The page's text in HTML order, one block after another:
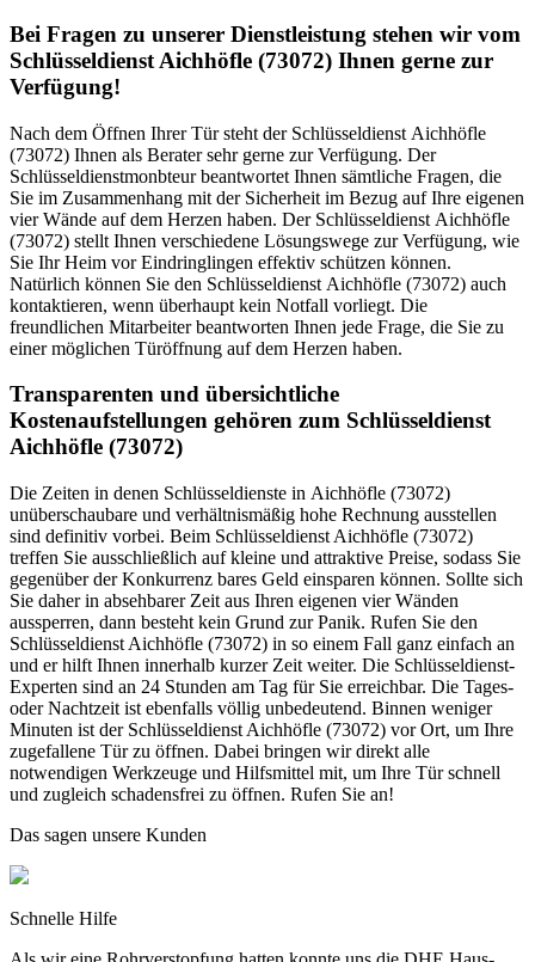
Bei Fragen zu unserer Dienstleistung stehen wir vom
Schlüsseldienst Aichhöfle (73072) Ihnen gerne zur
Verfügung!
Nach dem Öffnen Ihrer Tür steht der Schlüsseldienst Aichhöfle
(73072) Ihnen als Berater sehr gerne zur Verfügung. Der
Schlüsseldienstmonbteur beantwortet Ihnen sämtliche Fragen, die
Sie im Zusammenhang mit der Sicherheit im Bezug auf Ihre eigenen
vier Wände auf dem Herzen haben. Der Schlüsseldienst Aichhöfle
(73072) stellt Ihnen verschiedene Lösungswege zur Verfügung, wie
Sie Ihr Heim vor Eindringlingen effektiv schützen können.
Natürlich können Sie den Schlüsseldienst Aichhöfle (73072) auch
kontaktieren, wenn überhaupt kein Notfall vorliegt. Die
freundlichen Mitarbeiter beantworten Ihnen jede Frage, die Sie zu
einer möglichen Türöffnung auf dem Herzen haben.
Transparenten und übersichtliche
Kostenaufstellungen gehören zum Schlüsseldienst
Aichhöfle (73072)
Die Zeiten in denen Schlüsseldienste in Aichhöfle (73072)
unüberschaubare und verhältnismäßig hohe Rechnung ausstellen
sind definitiv vorbei. Beim Schlüsseldienst Aichhöfle (73072)
treffen Sie ausschließlich auf kleine und attraktive Preise, sodass Sie
gegenüber der Konkurrenz bares Geld einsparen können. Sollte sich
Sie daher in absehbarer Zeit aus Ihren eigenen vier Wänden
aussperren, dann besteht kein Grund zur Panik. Rufen Sie den
Schlüsseldienst Aichhöfle (73072) in so einem Fall ganz einfach an
und er hilft Ihnen innerhalb kurzer Zeit weiter. Die Schlüsseldienst-
Experten sind an 24 Stunden am Tag für Sie erreichbar. Die Tages-
oder Nachtzeit ist ebenfalls völlig unbedeutend. Binnen weniger
Minuten ist der Schlüsseldienst Aichhöfle (73072) vor Ort, um Ihre
zugefallene Tür zu öffnen. Dabei bringen wir direkt alle
notwendigen Werkzeuge und Hilfsmittel mit, um Ihre Tür schnell
und zugleich schadensfrei zu öffnen. Rufen Sie an!
Das sagen unsere Kunden
Schnelle Hilfe